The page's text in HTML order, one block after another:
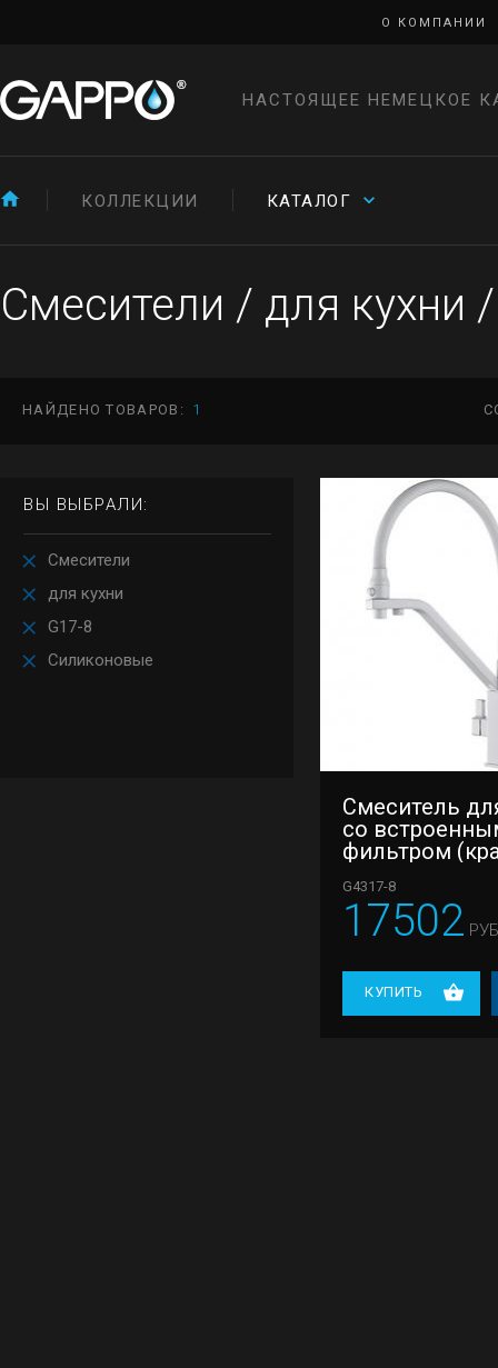
О КОМПАНИИ
НАСТОЯЩЕЕ НЕМЕЦКОЕ
КОЛЛЕКЦИИ КАТАЛОГ
Смесители / для кухни /
НАЙДЕНО ТОВАРОВ: 1
ВЫ ВЫБРАЛИ:
Смесители
для кухни
G17-8
Силиконовые
Смеситель
со
фильтром
Gappo G4317-8
G4317-8
17502
КУПИТЬ